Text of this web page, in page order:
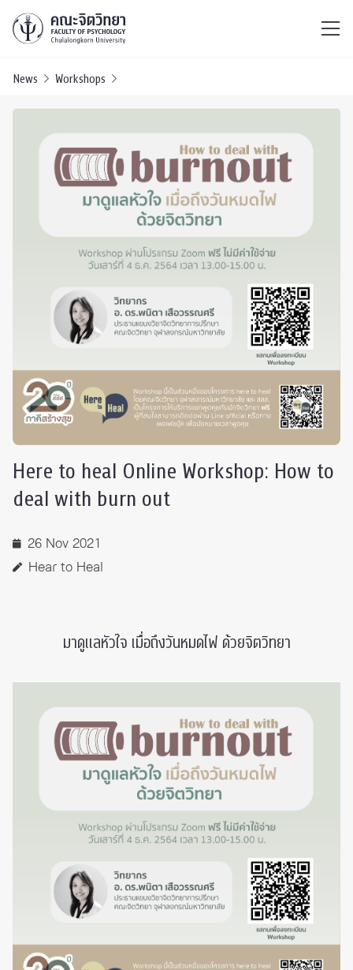
News Workshops
Here to heal Online Workshop: How to
deal with burn out
26 Nov 2021
Hear to Heal
มาดูแลหัวใจ เมื่อถึงวันหมดไฟ ด้วยจิตวิทยา